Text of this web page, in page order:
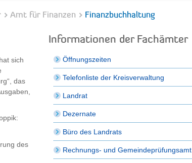
Amt für Finanzen Finanzbuchhaltung
sich
das
des
Informationen der Fachämter
Öffnungszeiten
Telefonliste der Kreisverwaltung
Landrat
Dezernate
Büro des Landrats
Rechnungs- und Gemeindeprüfungsamt